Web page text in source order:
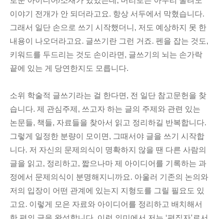
이야기 전개가 안 되더라고요. 항상 서두에서 막혔습니다.
그래서 일단 손으로 쓰기 시작했더니, 저도 예상하지 못 한
내용이 나오더라고요. 글쓰기란 그런 거죠. 펜을 잡는 것도,
키워드를 두드리는 것도 손이라면, 글쓰기의 뇌는 손가락
끝에 있는 게 당연한지도 모릅니다.
소위 학술적 글쓰기라는 걸 한다면, 전 일단 참고문헌을 찾
습니다. 제 관심주제, 쓰고자 하는 글의 주제와 관련 있는
논문들, 책들, 자료들을 찾아서 읽고 정리하길 반복합니다.
그렇게 일정한 분량이 모이면, 그때서야 글을 쓰기 시작합
니다. 저 자신의 문제의식이 명확하지 않을 땐 다른 사람의
글을 읽고, 정리하고, 짧으나마 제 아이디어를 기록하는 과
정에서 문제의식이 분명해지니까요. 아울러 기존의 논의와
저의 입장이 어떤 관계에 있는지 지형도를 그릴 필요도 있
고요. 이렇게 모은 자료와 아이디어를 정리하고 배치해서